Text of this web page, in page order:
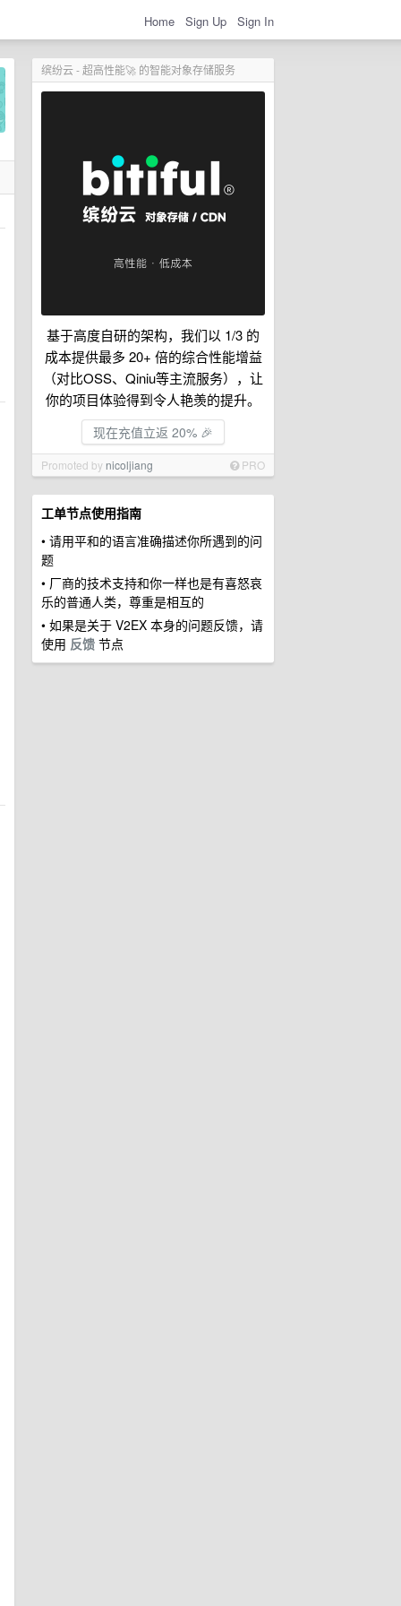
Home Sign Up Sign In
缤纷云 - 超高性能🚀 的智能对象存储服务
基于高度自研的架构，我们以 1/3 的
成本提供最多 20+ 倍的综合性能增益
（对比OSS、Qiniu等主流服务），让
你的项目体验得到令人艳羡的提升。
现在充值立返 20% 🎉
Promoted by nicoljiang PRO
工单节点使用指南
• 请用平和的语言准确描述你所遇到的问
题
• 厂商的技术支持和你一样也是有喜怒哀
乐的普通人类，尊重是相互的
• 如果是关于 V2EX 本身的问题反馈，请
使用 反馈 节点